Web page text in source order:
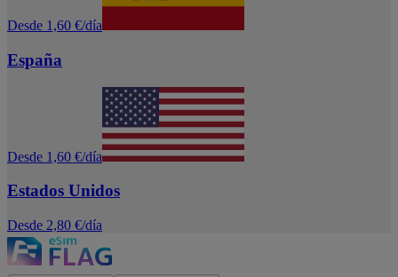
Desde 1,60 €/día
España
Desde 1,60 €/día
Estados Unidos
Desde 2,80 €/día